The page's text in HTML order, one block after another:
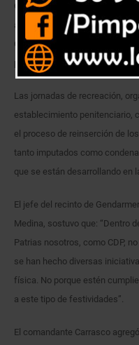
Carreras de ensacados,
actividades son las que se
Centro de Detención
próximas Fiestas Patrias.
Las jornadas de recreación,
establecimiento penitenciario,
el proceso de reinserción de
tanto imputados como
que se están desarrollando en
El jefe del recinto de
Medina, sostuvo que: “Dentro
Patrias nosotros, como CDP,
se han hecho diversas
física. No porque estén
a este tipo de festividades”.
El comandante Carrasco